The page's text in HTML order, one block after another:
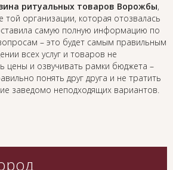
ритуальных товаров Ворожбы,
той организации, которая отозвалась
самую полную информацию по
– это будет самым правильным
всех услуг и товаров не
цены и озвучивать рамки бюджета –
понять друг друга и не тратить
заведомо неподходящих вариантов.